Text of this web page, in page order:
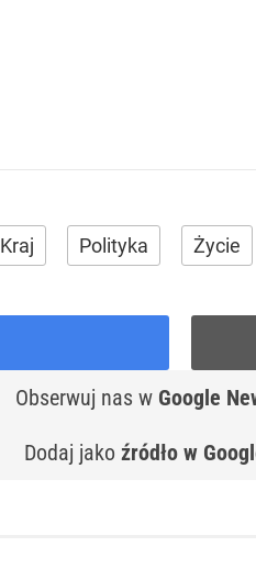
Kraj Polityka Życie
Obserwuj nas w Google
Dodaj jako źródło w